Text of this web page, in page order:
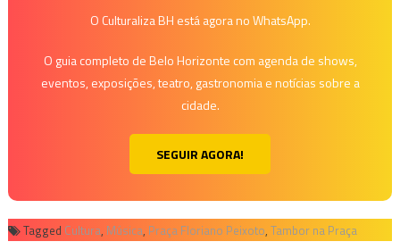
O Culturaliza BH está agora no WhatsApp.
O guia completo de Belo Horizonte com agenda de shows,
eventos, exposições, teatro, gastronomia e notícias sobre a
cidade.
SEGUIR AGORA!
Tagged Cultura, Música, Praça Floriano Peixoto, Tambor na Praça